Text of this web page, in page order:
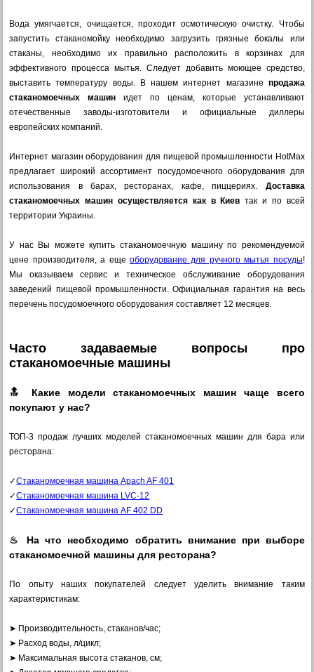
Вода умягчается, очищается, проходит осмотическую очистку. Чтобы
запустить стаканомойку необходимо загрузить грязные бокалы или
стаканы, необходимо их правильно расположить в корзинах для
эффективного процесса мытья. Cледует добавить моющее средство,
выставить температуру воды. В нашем интернет магазине продажа
стаканомоечных машин идет по ценам, которые устанавливают
отечественные заводы-изготовители и официальные диллеры
европейских компаний.
Интернет магазин оборудования для пищевой промышленности HotMax
предлагает широкий ассортимент посудомоечного оборудования для
использования в барах, ресторанах, кафе, пиццериях. Доставка
стаканомоечных машин осуществляется как в Киев так и по всей
территории Украины.
У нас Вы можете купить стаканомоечную машину по рекомендуемой
цене производителя, а еще оборудование для ручного мытья посуды!
Мы оказываем сервис и техническое обслуживание оборудования
заведений пищевой промышленности. Официальная гарантия на весь
перечень посудомоечного оборудования составляет 12 месяцев.
Часто задаваемые вопросы про
стаканомоечные машины
🔝 Какие модели стаканомоечных машин чаще всего
покупают у нас?
ТОП-3 продаж лучших моделей стаканомоечных машин для бара или
ресторана:
✓Стаканомоечная машина Apach AF 401
✓Стаканомоечная машина LVC-12
✓Стаканомоечная машина AF 402 DD
♨ На что необходимо обратить внимание при выборе
стаканомоечной машины для ресторана?
По опыту наших покупателей следует уделить внимание таким
характеристикам:
➤ Производительность, стаканов/час;
➤ Расход воды, л/цикл;
➤ Максимальная высота стаканов, см;